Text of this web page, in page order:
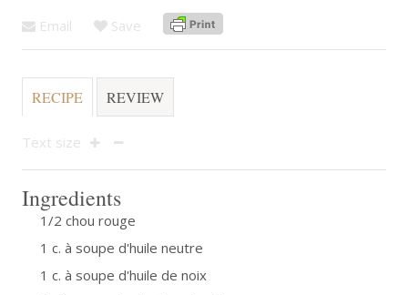
Email Save
RECIPE REVIEW
Text size
Ingredients
1/2 chou rouge
1 c. à soupe d'huile neutre
1 c. à soupe d'huile de noix